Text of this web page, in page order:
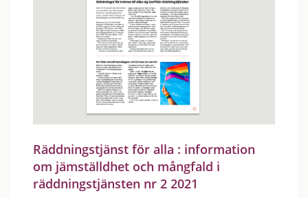
Räddningstjänst för alla : information
om jämställdhet och mångfald i
räddningstjänsten nr 2 2021